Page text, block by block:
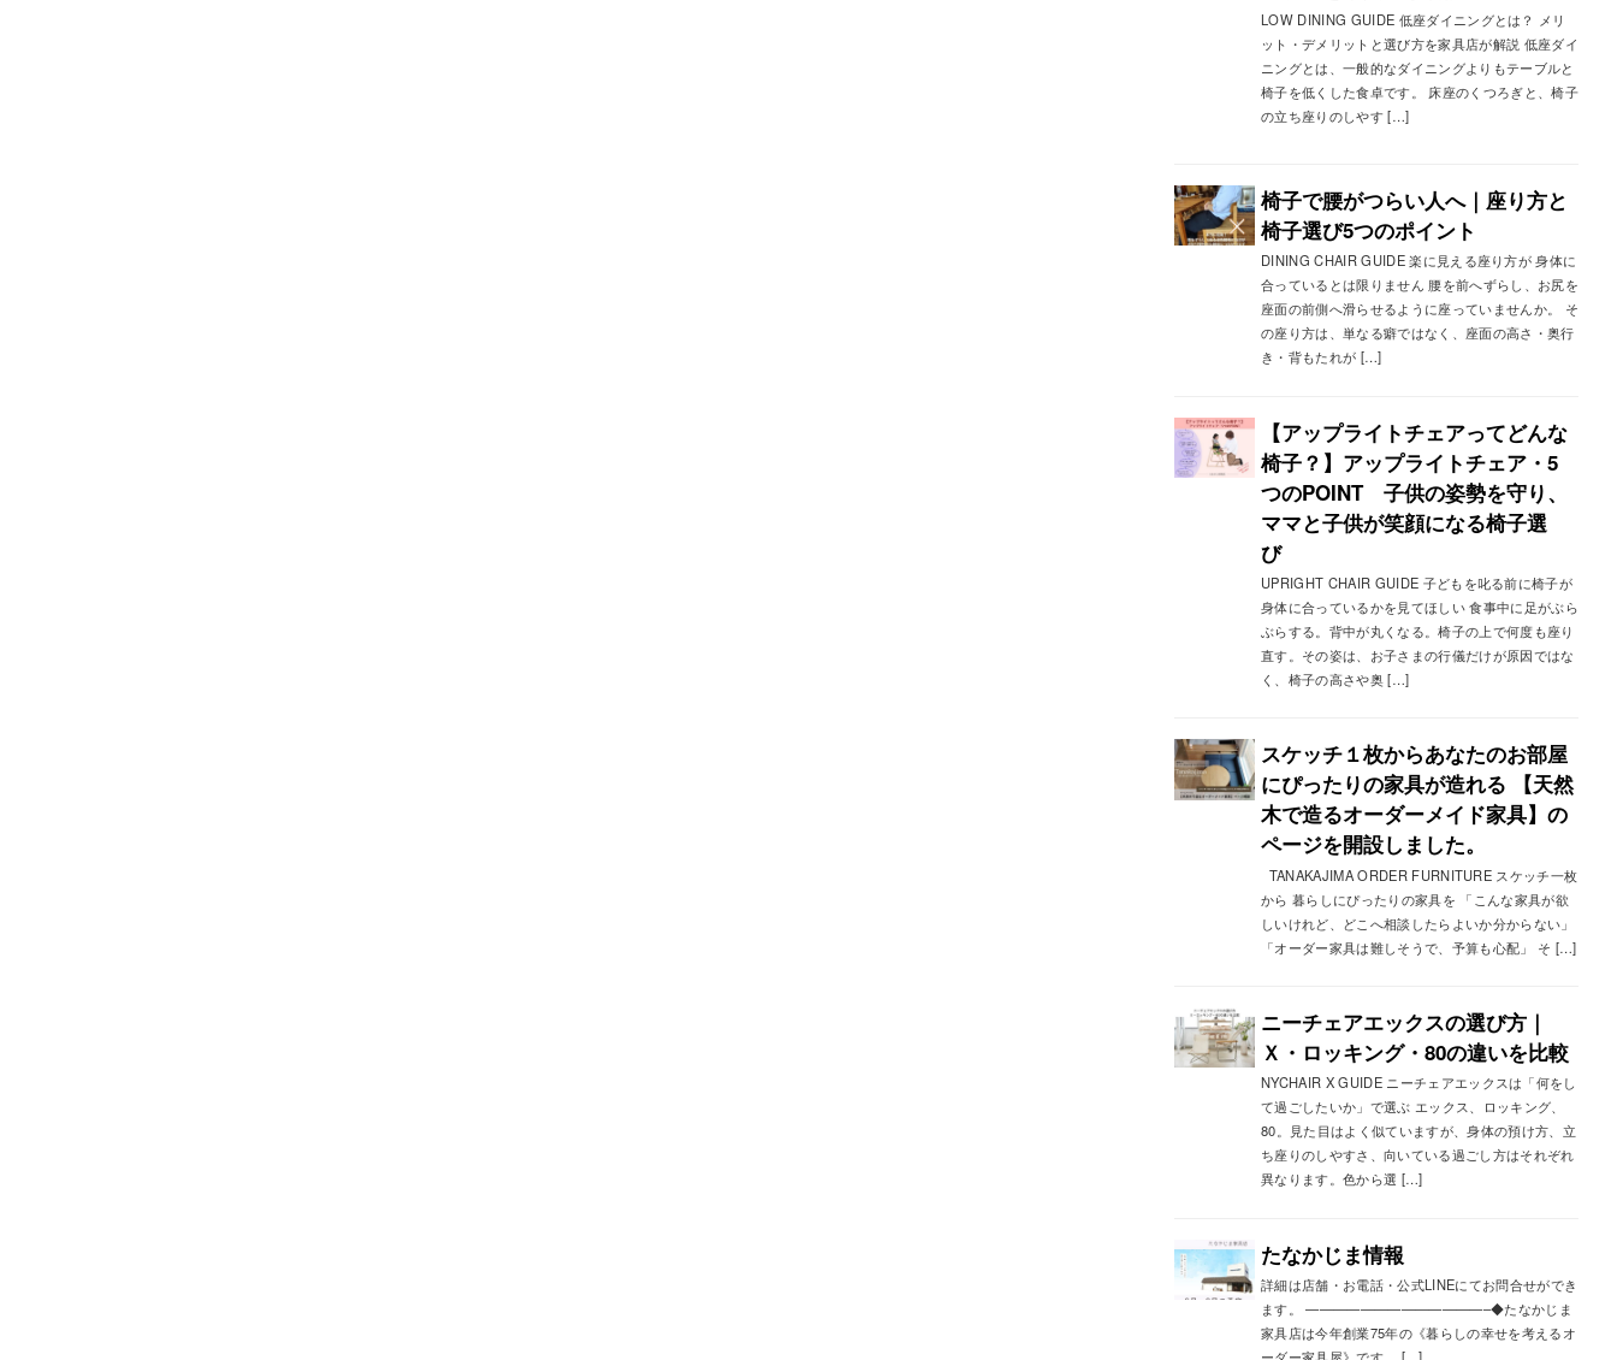
LOW DINING GUIDE 低座ダイニングとは？ メリ
ット・デメリットと選び方を家具店が解説 低座ダイ
ニングとは、一般的なダイニングよりもテーブルと
椅子を低くした食卓です。 床座のくつろぎと、椅子
の立ち座りのしやす […]
椅子で腰がつらい人へ｜座り方と
椅子選び5つのポイント
DINING CHAIR GUIDE 楽に見える座り方が 身体に
合っているとは限りません 腰を前へずらし、お尻を
座面の前側へ滑らせるように座っていませんか。 そ
の座り方は、単なる癖ではなく、座面の高さ・奥行
き・背もたれが […]
【アップライトチェアってどんな
椅子？】アップライトチェア・5
つのPOINT 子供の姿勢を守り、
ママと子供が笑顔になる椅子選
び
UPRIGHT CHAIR GUIDE 子どもを叱る前に椅子が
身体に合っているかを見てほしい 食事中に足がぶら
ぶらする。背中が丸くなる。椅子の上で何度も座り
直す。その姿は、お子さまの行儀だけが原因ではな
く、椅子の高さや奥 […]
スケッチ１枚からあなたのお部屋
にぴったりの家具が造れる 【天然
木で造るオーダーメイド家具】の
ページを開設しました。
TANAKAJIMA ORDER FURNITURE スケッチ一枚
から 暮らしにぴったりの家具を 「こんな家具が欲
しいけれど、どこへ相談したらよいか分からない」
「オーダー家具は難しそうで、予算も心配」 そ […]
ニーチェアエックスの選び方｜
Ｘ・ロッキング・80の違いを比較
NYCHAIR X GUIDE ニーチェアエックスは「何をし
て過ごしたいか」で選ぶ エックス、ロッキング、
80。見た目はよく似ていますが、身体の預け方、立
ち座りのしやすさ、向いている過ごし方はそれぞれ
異なります。色から選 […]
たなかじま情報
詳細は店舗・お電話・公式LINEにてお問合せができ
ます。 —————————————–◆たなかじま
家具店は今年創業75年の《暮らしの幸せを考えるオ